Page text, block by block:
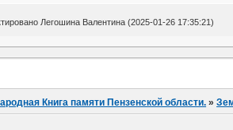
Легошина Валентина (2025-01-26 17:35:21)
Книга памяти Пензенской области. »